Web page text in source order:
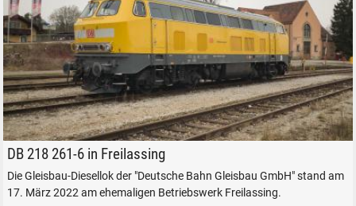
DB 218 261-6 in Freilassing, am 17. März 2022.
DB 218 261-6 in Freilassing
Die Gleisbau-Diesellok der "Deutsche Bahn Gleisbau GmbH" stand am
17. März 2022 am ehemaligen Betriebswerk Freilassing.